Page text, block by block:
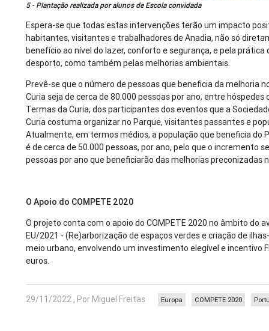
5 - Plantação realizada por alunos de Escola convidada
Espera-se que todas estas intervenções terão um impacto
habitantes, visitantes e trabalhadores de Anadia, não só
benefício ao nível do lazer, conforto e segurança, e pela prática
desporto, como também pelas melhorias ambientais.
Prevê-se que o número de pessoas que beneficia da melhoria
Curia seja de cerca de 80.000 pessoas por ano, entre hóspedes
Termas da Curia, dos participantes dos eventos que a
Curia costuma organizar no Parque, visitantes passantes e
Atualmente, em termos médios, a população que beneficia do
é de cerca de 50.000 pessoas, por ano, pelo que o incremento
pessoas por ano que beneficiarão das melhorias preconizadas
O Apoio do COMPETE 2020
O projeto conta com o apoio do COMPETE 2020 no âmbito do
EU/2021 - (Re)arborização de espaços verdes e criação de
meio urbano, envolvendo um investimento elegível e incentivo
euros.
29/11/2022 , Por Miguel Freitas COMPETE 2020
Europa